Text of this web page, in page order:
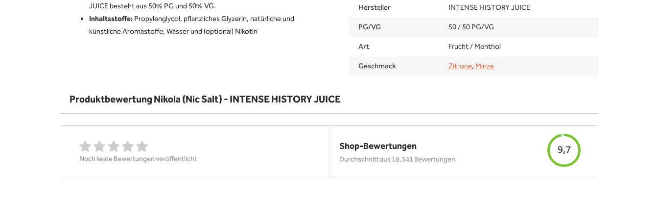
JUICE besteht aus 50% PG und 50% VG.
Inhaltsstoffe: Propylenglycol, pflanzliches Glyzerin, natürliche und
künstliche Aromastoffe, Wasser und (optional) Nikotin
Hersteller
INTENSE HISTORY JUICE
PG/VG
50 / 50 PG/VG
Art
Frucht / Menthol
Geschmack
Zitrone,Minze
Produktbewertung Nikola (Nic Salt) - INTENSE HISTORY JUICE
Noch keine Bewertungen veröffentlicht
Shop-Bewertungen
Durchschnitt aus 18.341 Bewertungen
9,7